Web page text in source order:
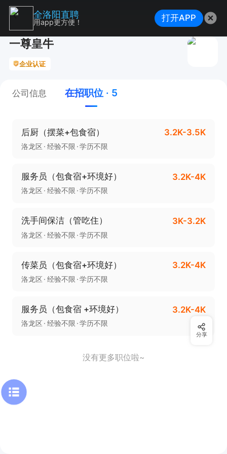
一尊皇牛
企业认证
公司信息 在招职位 · 5
后厨（摆菜+包食宿） 3.2K-3.5K
洛龙区 经验不限 学历不限
服务员（包食宿+环境好） 3.2K-4K
洛龙区 经验不限 学历不限
洗手间保洁（管吃住） 3K-3.2K
洛龙区 经验不限 学历不限
传菜员（包食宿+环境好） 3.2K-4K
洛龙区 经验不限 学历不限
服‬务员（包食宿 +环境好） 3.2K-4K
洛龙区 经验不限 学历不限
没有更多职位啦~
分享
全洛阳直聘
用app更方便！ 打开APP